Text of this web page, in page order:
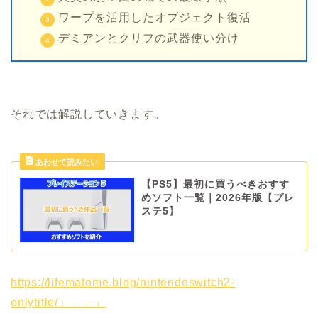
ワープを活用したオブジェクト復活
デミアンとクリフの武器使い分け
それでは解説していきます。
【PS5】最初に買うべきおすす
めソフト一覧｜2026年版【プレ
ステ5】
https://lifematome.blog/nintendoswitch2-
onlytitle/」」」」